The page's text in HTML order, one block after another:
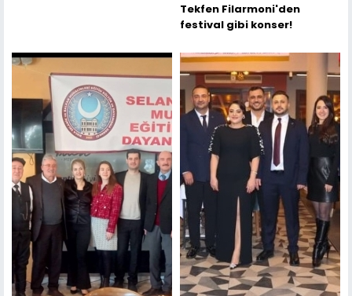
Tekfen Filarmoni'den
festival gibi konser!